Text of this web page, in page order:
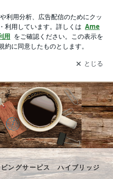
の更新通知
を受け取りまし
開く
ビングサービス ハイブリッジ